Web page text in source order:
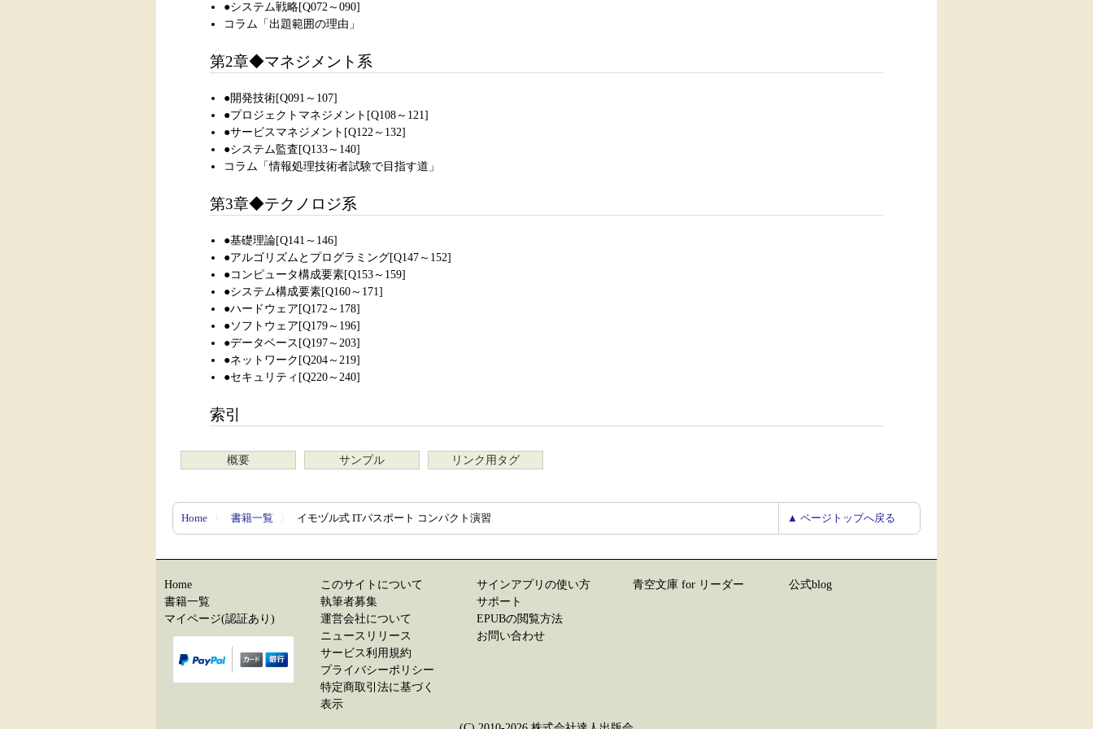
●システム戦略[Q072～090]
コラム「出題範囲の理由」
第2章◆マネジメント系
●開発技術[Q091～107]
●プロジェクトマネジメント[Q108～121]
●サービスマネジメント[Q122～132]
●システム監査[Q133～140]
コラム「情報処理技術者試験で目指す道」
第3章◆テクノロジ系
●基礎理論[Q141～146]
●アルゴリズムとプログラミング[Q147～152]
●コンピュータ構成要素[Q153～159]
●システム構成要素[Q160～171]
●ハードウェア[Q172～178]
●ソフトウェア[Q179～196]
●データベース[Q197～203]
●ネットワーク[Q204～219]
●セキュリティ[Q220～240]
索引
概要 サンプル リンク用タグ
Home 〉 書籍一覧 〉 イモヅル式 ITパスポート コンパクト演習 ▲ ページトップへ戻る
Home
書籍一覧
マイページ(認証あり)
このサイトについて
執筆者募集
運営会社について
ニュースリリース
サービス利用規約
プライバシーポリシー
特定商取引法に基づく
表示
サインアプリの使い方
サポート
EPUBの閲覧方法
お問い合わせ
青空文庫 for リーダー 公式blog